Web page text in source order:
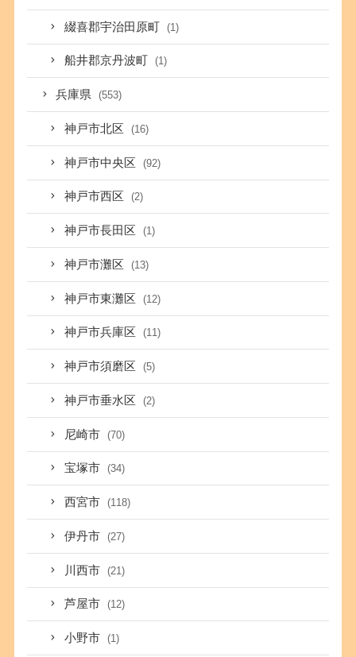
綴喜郡宇治田原町 (1)
船井郡京丹波町 (1)
兵庫県 (553)
神戸市北区 (16)
神戸市中央区 (92)
神戸市西区 (2)
神戸市長田区 (1)
神戸市灘区 (13)
神戸市東灘区 (12)
神戸市兵庫区 (11)
神戸市須磨区 (5)
神戸市垂水区 (2)
尼崎市 (70)
宝塚市 (34)
西宮市 (118)
伊丹市 (27)
川西市 (21)
芦屋市 (12)
小野市 (1)